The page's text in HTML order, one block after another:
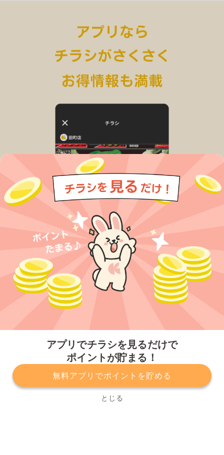
アプリでチラシを見るだけで
ポイントが貯まる！
無料アプリでポイントを貯める
とじる
プライバシーポリシー 利用規約
運営会社
サービスに関してのお問い合わせ